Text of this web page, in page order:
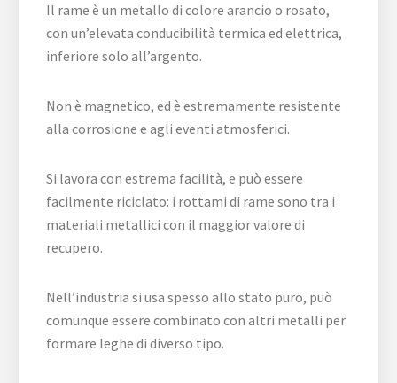
Il rame è un metallo di colore arancio o rosato,
con un’elevata conducibilità termica ed elettrica,
inferiore solo all’argento.
Non è magnetico, ed è estremamente resistente
alla corrosione e agli eventi atmosferici.
Si lavora con estrema facilità, e può essere
facilmente riciclato: i rottami di rame sono tra i
materiali metallici con il maggior valore di
recupero.
Nell’industria si usa spesso allo stato puro, può
comunque essere combinato con altri metalli per
formare leghe di diverso tipo.